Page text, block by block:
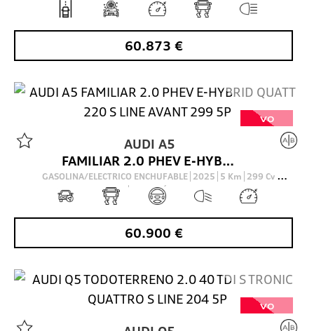
60.873 €
VO
AUDI A5
FAMILIAR 2.0 PHEV E-HYBRID QUATT 220 S LINE AVANT 299 5P
GASOLINA/ELECTRICO ENCHUFABLE 2025 5 Km 299 Cv
AUTOMÁTICO
60.900 €
VO